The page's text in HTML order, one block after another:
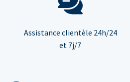
Assistance clientèle 24h/24
et 7j/7